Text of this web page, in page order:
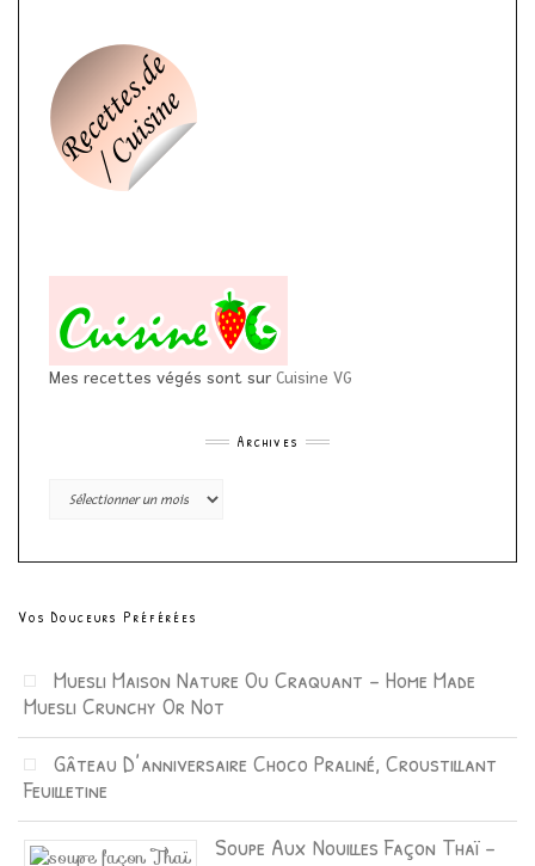
Mes recettes végés sont sur Cuisine VG
Archives
Archives
Vos Douceurs Préférées
Muesli Maison Nature Ou Craquant – Home Made
Muesli Crunchy Or Not
Gâteau D’anniversaire Choco Praliné, Croustillant
Feuilletine
Soupe Aux Nouilles Façon Thaï –